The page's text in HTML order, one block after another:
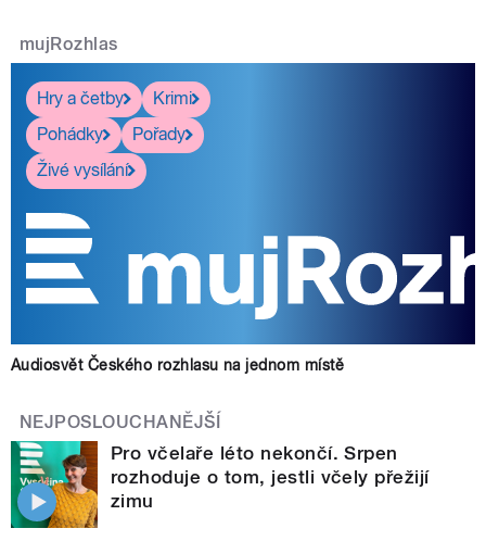
mujRozhlas
Hry a četby
Krimi
Pohádky
Pořady
Živé vysílání
Audiosvět Českého rozhlasu na jednom místě
NEJPOSLOUCHANĚJŠÍ
Pro včelaře léto nekončí. Srpen
rozhoduje o tom, jestli včely přežijí
zimu